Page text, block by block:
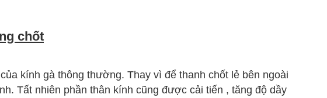
chốt
kính gà thông thường. Thay vì để thanh chốt lẻ bên ngoài
Tất nhiên phần thân kính cũng được cải tiến , tăng độ dầy